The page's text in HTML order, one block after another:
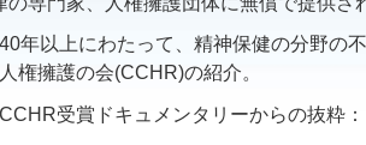
40年以上にわたって、精神保健の分野の
人権擁護の会(CCHR)の紹介。
CCHR受賞ドキュメンタリーからの抜粋：